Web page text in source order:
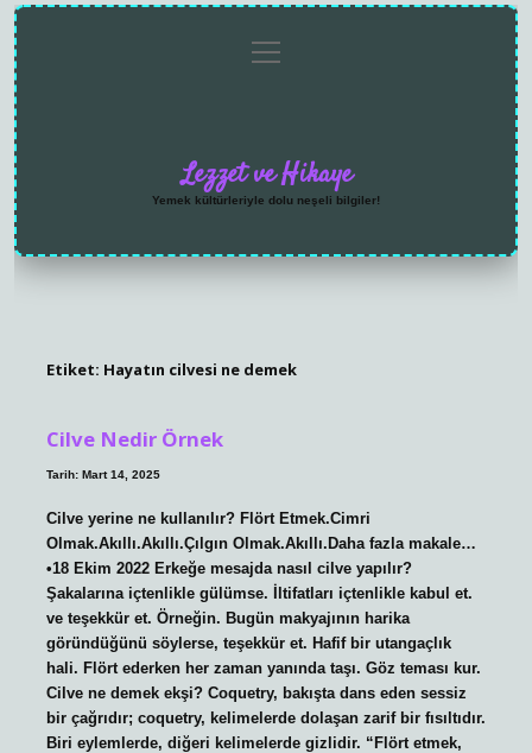
menüyü
aç
Lezzet ve Hikaye
Yemek kültürleriyle dolu neşeli bilgiler!
Etiket: Hayatın cilvesi ne demek
Cilve Nedir Örnek
Tarih: Mart 14, 2025
Cilve yerine ne kullanılır? Flört Etmek.Cimri
Olmak.Akıllı.Akıllı.Çılgın Olmak.Akıllı.Daha fazla makale…
•18 Ekim 2022 Erkeğe mesajda nasıl cilve yapılır?
Şakalarına içtenlikle gülümse. İltifatları içtenlikle kabul et.
ve teşekkür et. Örneğin. Bugün makyajının harika
göründüğünü söylerse, teşekkür et. Hafif bir utangaçlık
hali. Flört ederken her zaman yanında taşı. Göz teması kur.
Cilve ne demek ekşi? Coquetry, bakışta dans eden sessiz
bir çağrıdır; coquetry, kelimelerde dolaşan zarif bir fısıltıdır.
Biri eylemlerde, diğeri kelimelerde gizlidir. “Flört etmek,